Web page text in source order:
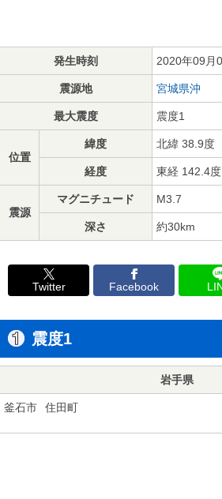
発生時刻 2020年09月
震源地 宮城県沖
最大震度 震度1
位置
緯度 北緯 38.9度
経度 東経 142.4度
震源
マグニチュード M3.7
深さ 約30km
Twitter Facebook
震度1
岩手県
釜石市 住田町